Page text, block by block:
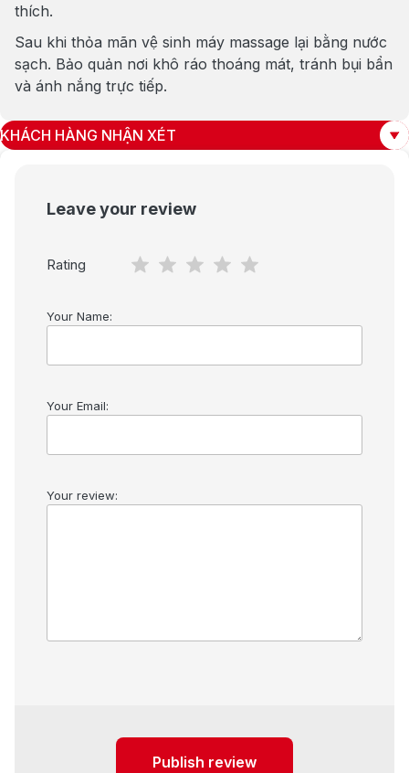
thích.
Sau khi thỏa mãn vệ sinh máy massage lại bằng nước
sạch. Bảo quản nơi khô ráo thoáng mát, tránh bụi bẩn
và ánh nắng trực tiếp.
KHÁCH HÀNG NHẬN XÉT
Leave your review
Rating
Your Name:
Your Email:
Your review:
Publish review